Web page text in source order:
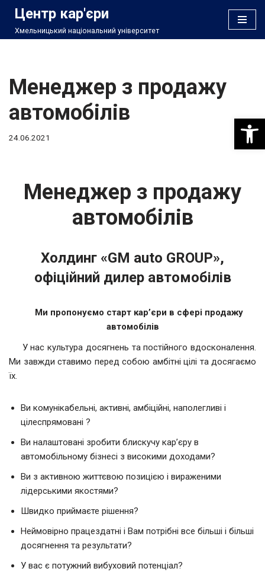
Перейти
Центр кар'єри
Хмельницький національний університет
Менеджер з продажу
автомобілів
24.06.2021
Менеджер з продажу
автомобілів
Холдинг «GM auto GROUP»,
офіційний дилер автомобілів
Ми пропонуємо старт кар’єри в сфері продажу
автомобілів
У нас культура досягнень та постійного вдосконалення.
Ми завжди ставимо перед собою амбітні цілі та досягаємо
їх.
Ви комунікабельні, активні, амбіційні, наполегливі і
цілеспрямовані ?
Ви налаштовані зробити блискучу кар’єру в
автомобільному бізнесі з високими доходами?
Ви з активною життєвою позицією і вираженими
лідерськими якостями?
Швидко приймаєте рішення?
Неймовірно працездатні і Вам потрібні все більші і більші
досягнення та результати?
У вас є потужний вибуховий потенціал?